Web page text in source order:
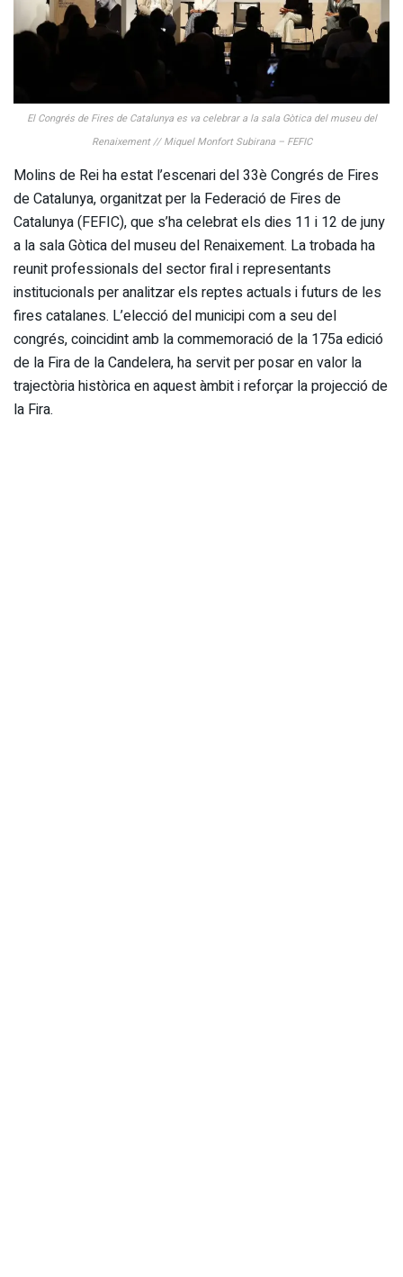
El Congrés de Fires de Catalunya es va celebrar a la sala Gòtica del museu del
Renaixement // Miquel Monfort Subirana – FEFIC
Molins de Rei ha estat l’escenari del 33è Congrés de Fires
de Catalunya, organitzat per la Federació de Fires de
Catalunya (FEFIC), que s’ha celebrat els dies 11 i 12 de juny
a la sala Gòtica del museu del Renaixement. La trobada ha
reunit professionals del sector firal i representants
institucionals per analitzar els reptes actuals i futurs de les
fires catalanes. L’elecció del municipi com a seu del
congrés, coincidint amb la commemoració de la 175a edició
de la Fira de la Candelera, ha servit per posar en valor la
trajectòria històrica en aquest àmbit i reforçar la projecció de
la Fira.